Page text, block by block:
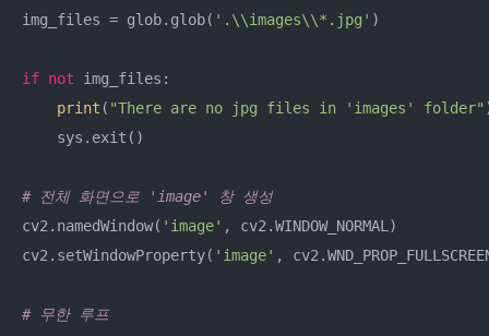
img_files = glob.glob( '.\\images\\*.jpg' )
if not img_files:
print ( "There are no jpg files in 'images' folder"
    sys.exit()
# 전체 화면으로 'image' 창 생성
cv2.namedWindow( 'image' , cv2.WINDOW_NORMAL)
cv2.setWindowProperty( 'image' ,
# 무한 루프